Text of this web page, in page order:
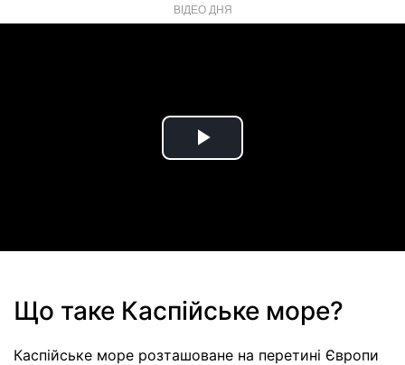
ВІДЕО ДНЯ
Play
Що таке Каспійське море?
Каспійське море розташоване на перетині Європи